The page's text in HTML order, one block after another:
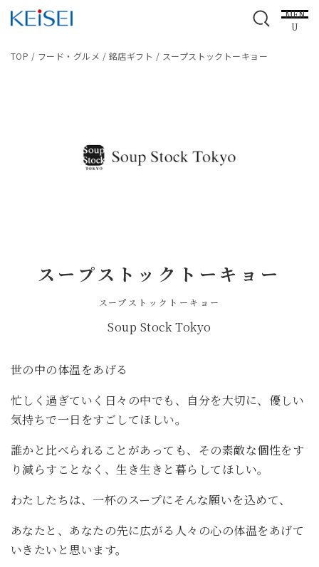
MEN
U
TOP / フード・グルメ / 銘店ギフト / スープストックトーキョー
スープストックトーキョー
スープストックトーキョー
Soup Stock Tokyo
世の中の体温をあげる
忙しく過ぎていく日々の中でも、自分を大切に、優しい
気持ちで一日をすごしてほしい。
誰かと比べられることがあっても、その素敵な個性をす
り減らすことなく、生き生きと暮らしてほしい。
わたしたちは、一杯のスープにそんな願いを込めて、
あなたと、あなたの先に広がる人々の心の体温をあげて
いきたいと思います。